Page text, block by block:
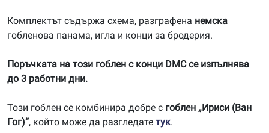
Комплектът съдържа схема, разграфена немска
гобленова панама, игла и конци за бродерия.
Поръчката на този гоблен с конци DMC се изпълнява
до 3 работни дни.
Този гоблен се комбинира добре с гоблен „Ириси (Ван
Гог)“, който може да разгледате тук.